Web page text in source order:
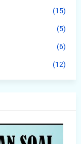
(15)
(5)
(6)
(12)